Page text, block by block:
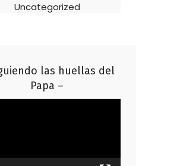
Uncategorized
las huellas del
Papa –